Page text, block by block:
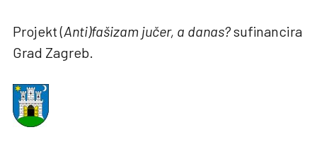
Projekt (Anti)fašizam jučer, a danas?sufinancira
Grad Zagreb.